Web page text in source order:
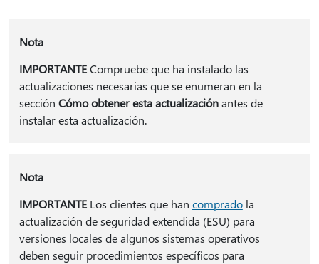
Nota
IMPORTANTECompruebe que ha instalado las
actualizaciones necesarias que se enumeran en la
sección Cómo obtener esta actualizaciónantes de
instalar esta actualización.
Nota
IMPORTANTELos clientes que han compradola
actualización de seguridad extendida (ESU) para
versiones locales de algunos sistemas operativos
deben seguir procedimientos específicos para